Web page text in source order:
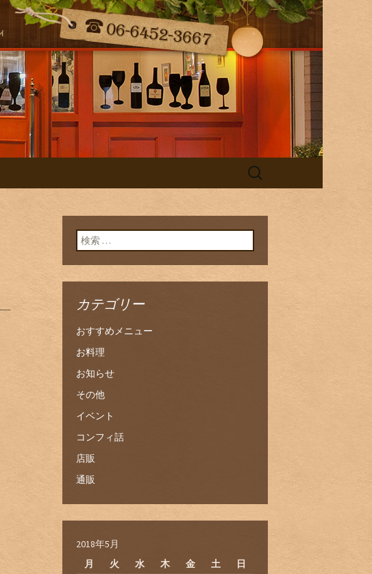
のStaff Blog
ｙ （ラ・コンフィ）の最新情報をお届
検
検索:
カテゴリー
おすすめメニュー
お料理
お知らせ
その他
イベント
コンフィ話
店販
通販
2018年5月
月
火 水 木 金 土 日